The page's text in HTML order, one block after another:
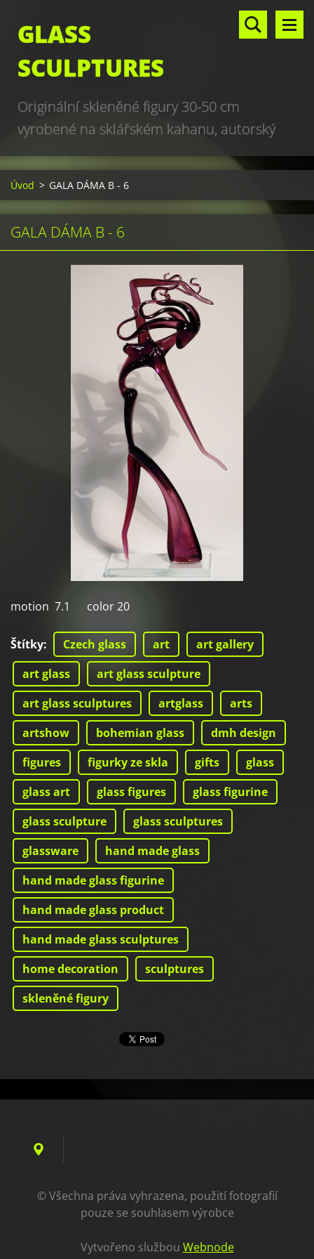
GLASS
SCULPTURES
Originální skleněné figury 30-50 cm
vyrobené na sklářském kahanu, autorský
design, hand made, art glass sculptures,
world unique production
Úvod > GALA DÁMA B - 6
GALA DÁMA B - 6
motion 7.1 color 20
Štítky: Czech glass art
art gallery
art glass
art glass sculpture
art glass sculptures
artglass
arts
artshow
bohemian glass
dmh design
figures
figurky ze skla gifts
glass
glass art
glass figures
glass figurine
glass sculpture
glass sculptures
glassware
hand made glass
hand made glass figurine
hand made glass product
hand made glass sculptures
home decoration
sculptures
skleněné figury
© Všechna práva vyhrazena, použití fotografií
pouze se souhlasem výrobce
Vytvořeno službou Webnode